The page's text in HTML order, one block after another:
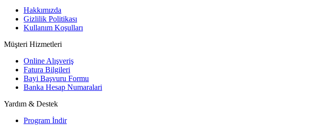
Hakkımızda
Gizlilik Politikası
Kullanım Koşulları
Müşteri Hizmetleri
Online Alışveriş
Fatura Bilgileri
Bayi Başvuru Formu
Banka Hesap Numaralari
Yardım & Destek
Program İndir